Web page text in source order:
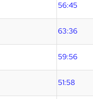
56:45
63:36
59:56
51:58